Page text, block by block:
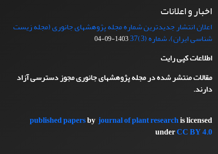
اخبار و اعلانات
اعلان انتشار جدیدترین شماره مجله پژوهشهای جانوری (مجله زیست
شناسی ایران)، شماره (3)37
1403-09-04
اطلاعات کپی رایت
مقالات منتشر شده در مجله پژوهشهای جانوری مجوز دسترسی آزاد
دارند.
published papersbyjournal of plant researchis licensed
underCC BY 4.0